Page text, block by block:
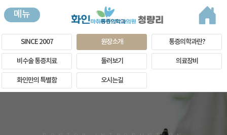
메뉴
SINCE 2007 원장소개 통증의학과란?
비수술 통증치료 둘러보기 의료장비
화인만의 특별함 오시는길